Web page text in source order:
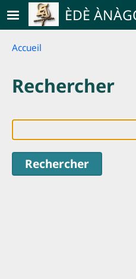
Skip to main content
ÈDÈ
Breadcrumb
Accueil
Rechercher